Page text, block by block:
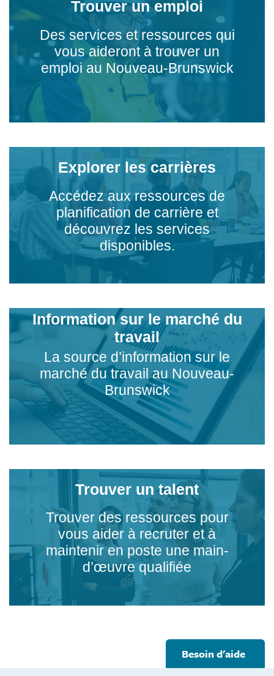
Trouver un emploi
Des services et ressources qui
vous aideront à trouver un
emploi au Nouveau-Brunswick
Explorer les carrières
Accédez aux ressources de
planification de carrière et
découvrez les services
disponibles.
Information sur le marché du
travail
La source d’information sur le
marché du travail au Nouveau-
Brunswick
Trouver un talent
Trouver des ressources pour
vous aider à recruter et à
maintenir en poste une main-
d’œuvre qualifiée
Besoin d'aide